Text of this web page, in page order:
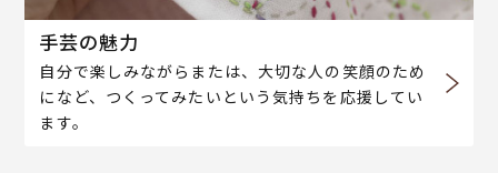
手芸の魅力
自分で楽しみながらまたは、大切な人の笑顔のため
になど、つくってみたいという気持ちを応援してい
ます。